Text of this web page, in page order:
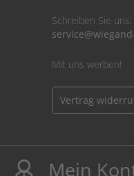
Schreiben Sie uns:
Mit uns werben!
Vertrag
Mein